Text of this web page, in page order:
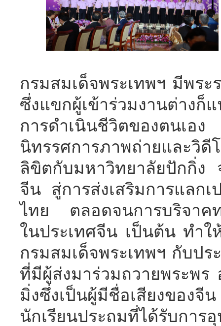
กรมสมเด็จพระเทพฯ มีพร
ซึ่งแขกผู้เข้าร่วมงานต่าง
การดำเนินชีวิตของตนเอ
นิทรรศการภาพถ่ายและวิ
ลิขิตกับมหาวิทยาลัยปักกิ่ง
จีน สู่การส่งเสริมการแลก
ไทย ตลอดจนการบริจาค
ในประเทศจีน เป็นต้น ทำ
กรมสมเด็จพระเทพฯ กับปร
ที่มีผู้ส่งมาร่วมถวายพระพร
มิ่งซึ่งเป็นผู้มีชื่อเสียงของ
นักเรียนประถมที่ได้รับกา